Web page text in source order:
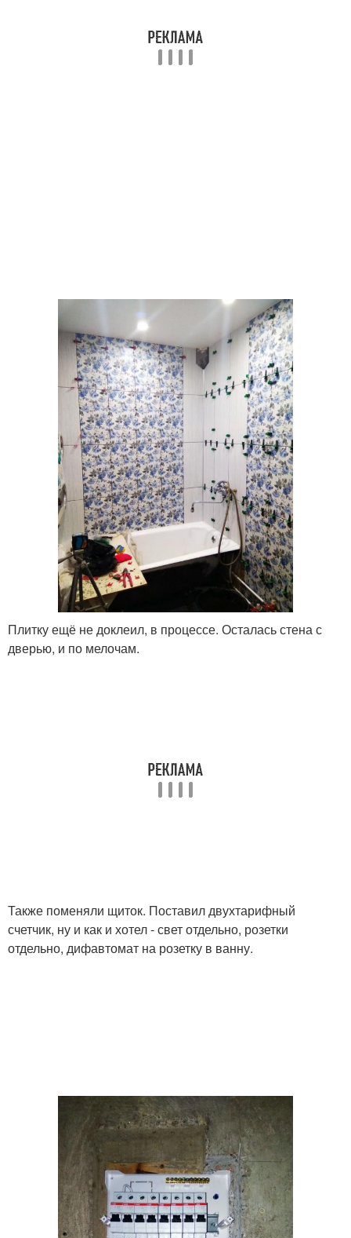
Плитку ещё не доклеил, в процессе. Осталась стена с
дверью, и по мелочам.
Также поменяли щиток. Поставил двухтарифный
счетчик, ну и как и хотел - свет отдельно, розетки
отдельно, дифавтомат на розетку в ванну.